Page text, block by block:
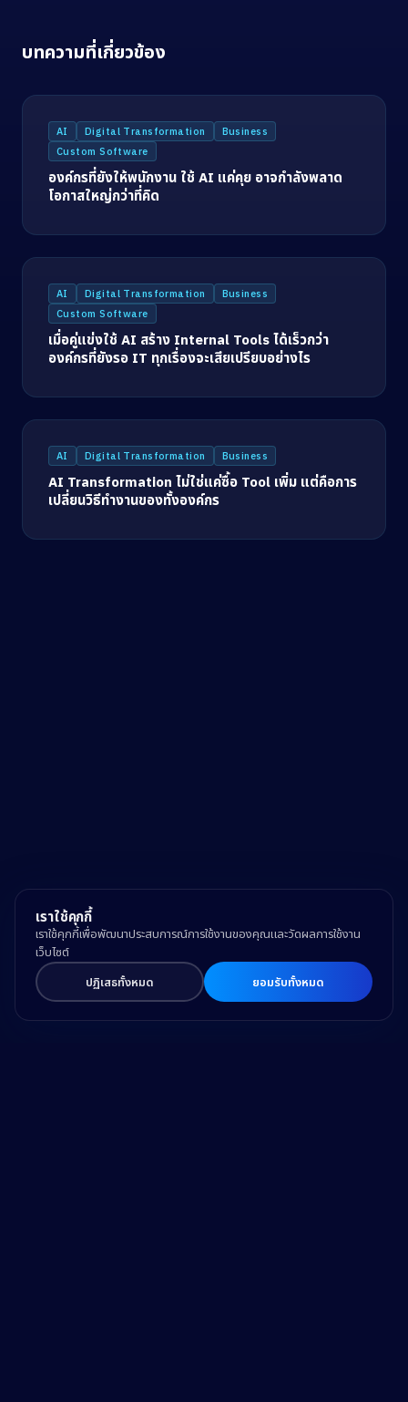
บทความที่เกี่ยวข้อง
AI Digital Transformation
Business
Custom Software
องค์กรที่ยังให้พนักงาน ใช้ AI แค่คุย อาจกำลังพลาด
โอกาสใหญ่กว่าที่คิด
AI Digital Transformation
Business
Custom Software
เมื่อคู่แข่งใช้ AI สร้าง Internal Tools ได้เร็วกว่า
องค์กรที่ยังรอ IT ทุกเรื่องจะเสียเปรียบอย่างไร
AI Digital Transformation Business
AI Transformation ไม่ใช่แค่ซื้อ Tool เพิ่ม แต่คือการ
เปลี่ยนวิธีทำงานของทั้งองค์กร
เราใช้คุกกี้
เราใช้คุกกี้เพื่อพัฒนาประสบการณ์การใช้งานของคุณและวัดผลการใช้งาน
เว็บไซต์
ปฏิเสธทั้งหมด
ยอมรับทั้งหมด